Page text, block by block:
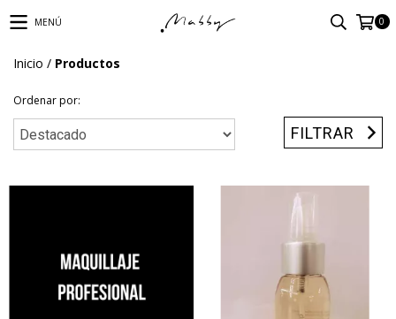
MENÚ 0
Inicio / Productos
Ordenar por:
FILTRAR